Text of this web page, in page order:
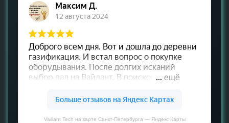
Vaillant Tech на карте Санкт‑Петербурга — Яндекс Карты